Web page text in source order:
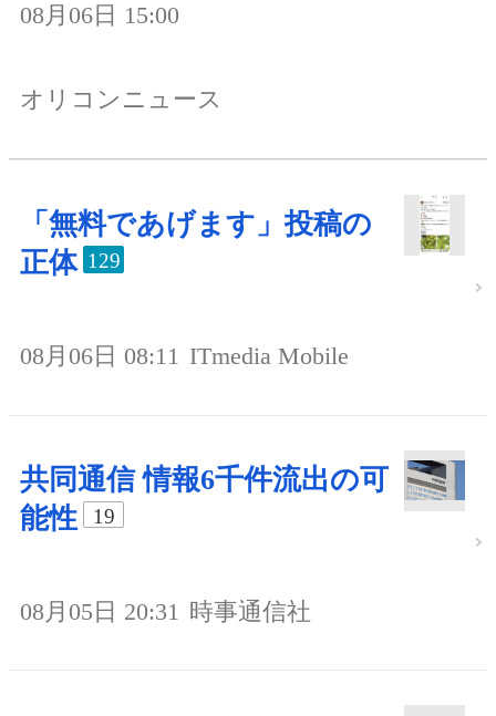
08月06日 15:00
オリコンニュース
「無料であげます」投稿の
正体 129
08月06日 08:11 ITmedia Mobile
共同通信 情報6千件流出の可
能性
19
08月05日 20:31 時事通信社